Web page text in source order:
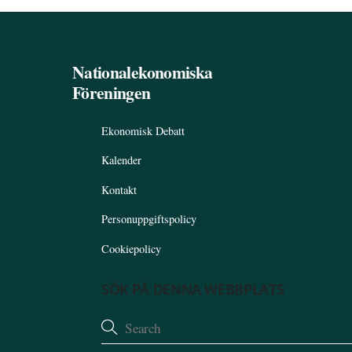
Nationalekonomiska
Föreningen
Ekonomisk Debatt
Kalender
Kontakt
Personuppgiftspolicy
Cookiepolicy
SÖK PÅ DENNA WEBBPLATS